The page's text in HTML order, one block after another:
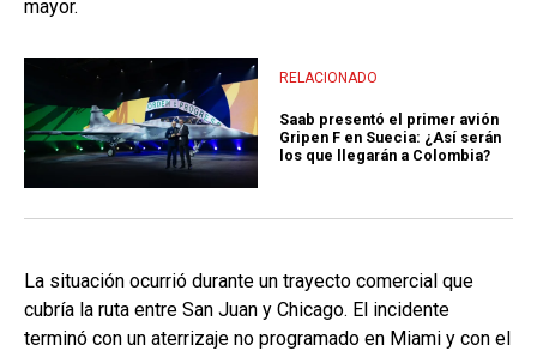
mayor.
RELACIONADO
Saab presentó el primer avión
Gripen F en Suecia: ¿Así serán
los que llegarán a Colombia?
La situación ocurrió durante un trayecto comercial que
cubría la ruta entre San Juan y Chicago. El incidente
terminó con un aterrizaje no programado en Miami y con el